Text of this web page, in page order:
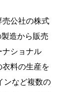
売公社の株式
造から販売
ナショナル
料の生産を
ンなど複数の